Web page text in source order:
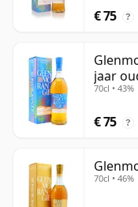
€ 75 ?
jaar
70cl • 43%
€ 75 ?
70cl • 46%